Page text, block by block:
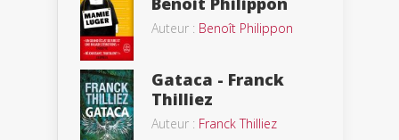
Auteur : Benoît Philippon
Gataca - Franck
Thilliez
Auteur : Franck Thilliez